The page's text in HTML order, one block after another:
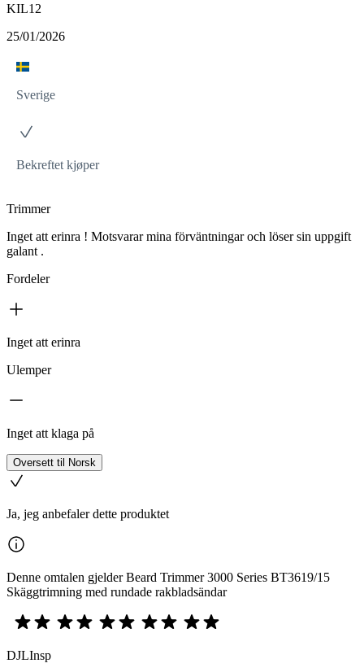
KIL12
25/01/2026
Sverige
Bekreftet kjøper
Trimmer
Inget att erinra ! Motsvarar mina förväntningar och löser sin uppgift
galant .
Fordeler
Inget att erinra
Ulemper
Inget att klaga på
Oversett til Norsk
Ja, jeg anbefaler dette produktet
Denne omtalen gjelder Beard Trimmer 3000 Series BT3619/15
Skäggtrimning med rundade rakbladsändar
DJLInsp